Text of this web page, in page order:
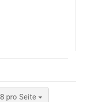
8 pro Seite
pro Seite